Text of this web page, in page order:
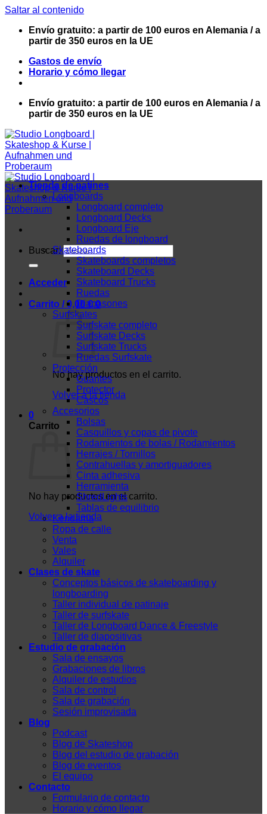
Saltar al contenido
Envío gratuito: a partir de 100 euros en Alemania / a
partir de 350 euros en la UE
Gastos de envío
Horario y cómo llegar
Envío gratuito: a partir de 100 euros en Alemania / a
partir de 350 euros en la UE
Buscar:
Acceder
Carrito /0,00€ 0
No hay productos en el carrito.
Volver a la tienda
0
Carrito
No hay productos en el carrito.
Volver a la tienda
Tienda de patines
Longboards
Longboard completo
Longboard Decks
Longboard Eje
Ruedas de longboard
Skateboards
Skateboards completos
Skateboard Decks
Skateboard Trucks
Ruedas
Diapasones
Surfskates
Surfskate completo
Surfskate Decks
Surfskate Trucks
Ruedas Surfskate
Protección
Guantes
Protector
Cascos
Accesorios
Bolsas
Casquillos y copas de pivote
Rodamientos de bolas / Rodamientos
Herrajes / Tornillos
Contrahuellas y amortiguadores
Cinta adhesiva
Herramienta
ShredLights
Tablas de equilibrio
Kendama
Ropa de calle
Venta
Vales
Alquiler
Clases de skate
Conceptos básicos de skateboarding y
longboarding
Taller individual de patinaje
Taller de surfskate
Taller de Longboard Dance & Freestyle
Taller de diapositivas
Estudio de grabación
Sala de ensayos
Grabaciones de libros
Alquiler de estudios
Sala de control
Sala de grabación
Sesión improvisada
Blog
Podcast
Blog de Skateshop
Blog del estudio de grabación
Blog de eventos
El equipo
Contacto
Formulario de contacto
Horario y cómo llegar